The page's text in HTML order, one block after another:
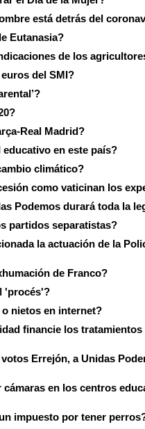
está detrás del
Eutanasia?
de los
del SMI?
Real Madrid?
en este país?
climático?
como vaticinan los
Podemos durará toda la
partidos separatistas?
la actuación de la
de Franco?
'procés'?
nietos en internet?
financie los tratamientos
Errejón, a Unidas
en los centros
impuesto por tener